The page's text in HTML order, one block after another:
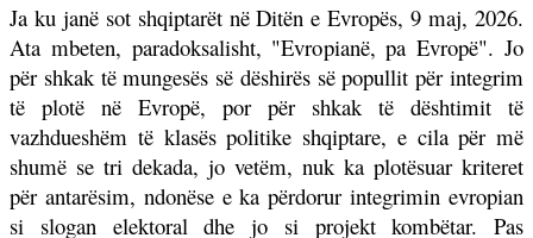
Ja ku janë sot shqiptarët në Ditën e Evropës, 9 maj, 2026.
Ata mbeten, paradoksalisht, "Evropianë, pa Evropë". Jo
për shkak të mungesës së dëshirës së popullit për integrim
të plotë në Evropë, por për shkak të dështimit të
vazhdueshëm të klasës politike shqiptare, e cila për më
shumë se tri dekada, jo vetëm, nuk ka plotësuar kriteret
për antarësim, ndonëse e ka përdorur integrimin evropian
si slogan elektoral dhe jo si projekt kombëtar. Pas